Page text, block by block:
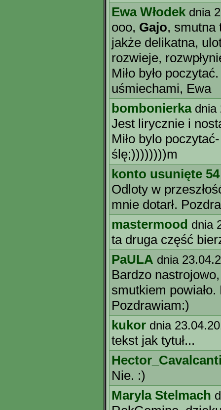
Ewa Włodek dnia
ooo, Gajo, smutna
jakże delikatna,
rozwieje,
Miło było
uśmiechami, Ewa
bombonierka dnia
Jest lirycznie i
Miło bylo
ślę;))))))))m
konto usunięte 54
Odloty w
mnie dotarł.
mastermood dnia
ta druga część
PaULA dnia
Bardzo
smutkiem powiało.
Pozdrawiam:)
kukor dnia
tekst jak tytuł...
Nie. :)
Maryla Stelmach